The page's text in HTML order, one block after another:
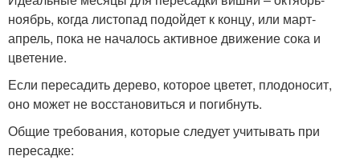
ноябрь, когда листопад подойдет к концу, или март-
апрель, пока не началось активное движение сока и
цветение.
Если пересадить дерево, которое цветет, плодоносит,
оно может не восстановиться и погибнуть.
Общие требования, которые следует учитывать при
пересадке: